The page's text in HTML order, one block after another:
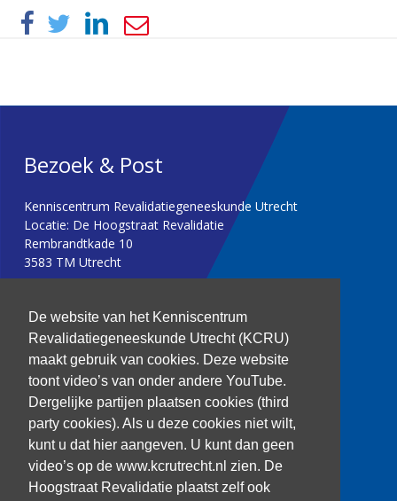
De website van het Kenniscentrum
Revalidatiegeneeskunde Utrecht (KCRU)
maakt gebruik van cookies. Deze website
toont video’s van onder andere YouTube.
Dergelijke partijen plaatsen cookies (third
party cookies). Als u deze cookies niet wilt,
kunt u dat hier aangeven. U kunt dan geen
video’s op de www.kcrutrecht.nl zien. De
Hoogstraat Revalidatie plaatst zelf ook
Bezoek & Post
Kenniscentrum Revalidatiegeneeskunde Utrecht
Locatie: De Hoogstraat Revalidatie
Rembrandtkade 10
3583 TM Utrecht
kenniscentrum@dehoogstraat.nl
Over het KCRU
Samenwerkingen
Onze onderzoekers
Procedure onderzoeker